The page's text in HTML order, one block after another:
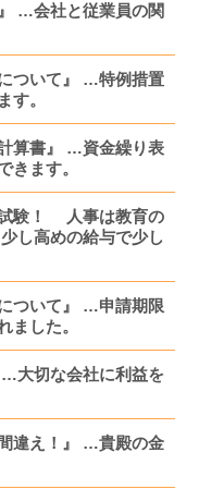
…会社と従業員の関
ついて』 …特例措置
す。
算書』 …資金繰り表
きます。
試験！ 人事は教育の
し高めの給与で少し
ついて』 …申請期限
ました。
…大切な会社に利益を
違え！』 …貴殿の金